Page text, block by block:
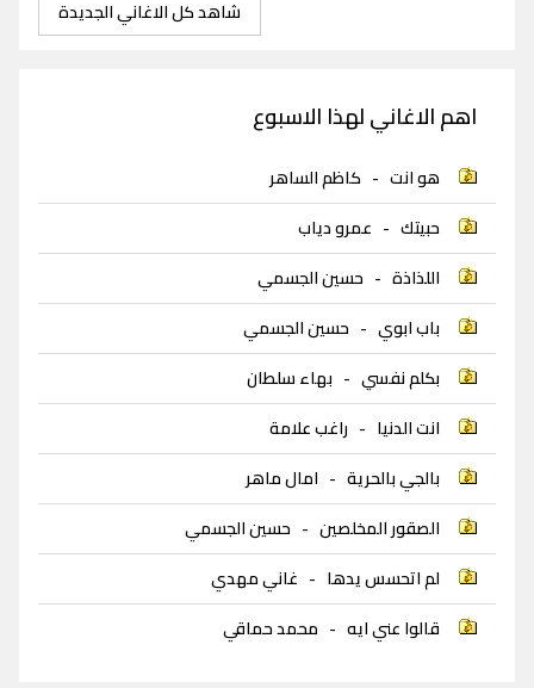
شاهد كل الاغاني الجديدة
اهم الاغاني لهذا الاسبوع
هو انت - كاظم الساهر
حبيتك - عمرو دياب
اللذاذة - حسين الجسمي
باب ابوي - حسين الجسمي
بكلم نفسي - بهاء سلطان
انت الدنيا - راغب علامة
بالجي بالحرية - امال ماهر
الصقور المخلصين - حسين الجسمي
لم اتحسس يدها - غاني مهدي
قالوا عني ايه - محمد حماقي